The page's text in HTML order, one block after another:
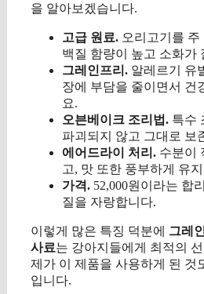
을 알아보겠습니다.
고급 원료. 오리고기를
백질 함량이 높고 소화가
그레인프리. 알레르기 유
장에 부담을 줄이면서 건
요.
오븐베이크 조리법. 특수
파괴되지 않고 그대로 보
에어드라이 처리. 수분이
고, 맛 또한 풍부하게 유
가격. 52,000원이라는 합
질을 자랑합니다.
이렇게 많은 특징 덕분에 그레
사료는 강아지들에게 최적의
제가 이 제품을 사용하게 된 것
입니다.